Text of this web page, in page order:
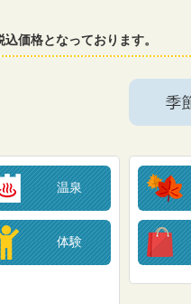
価格となっております。
温泉
体験